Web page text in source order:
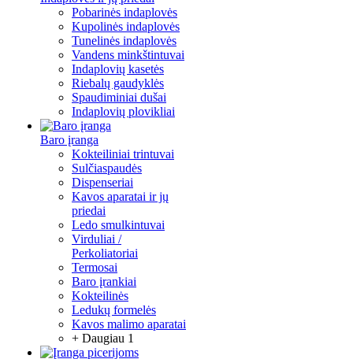
Pobarinės indaplovės
Kupolinės indaplovės
Tunelinės indaplovės
Vandens minkštintuvai
Indaplovių kasetės
Riebalų gaudyklės
Spaudiminiai dušai
Indaplovių plovikliai
Baro įranga
Kokteiliniai trintuvai
Sulčiaspaudės
Dispenseriai
Kavos aparatai ir jų
priedai
Ledo smulkintuvai
Virduliai /
Perkoliatoriai
Termosai
Baro įrankiai
Kokteilinės
Ledukų formelės
Kavos malimo aparatai
+ Daugiau 1